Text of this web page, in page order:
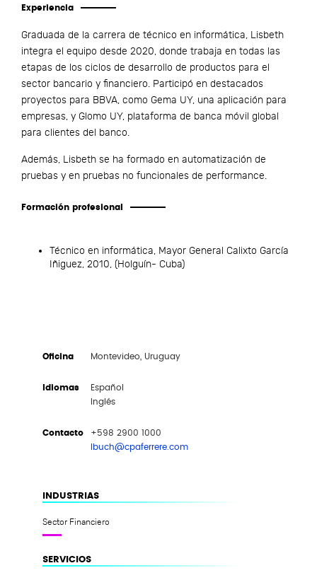
Experiencia
Graduada de la carrera de técnico en informática, Lisbeth
integra el equipo desde 2020, donde trabaja en todas las
etapas de los ciclos de desarrollo de productos para el
sector bancario y financiero. Participó en destacados
proyectos para BBVA, como Gema UY, una aplicación para
empresas, y Glomo UY, plataforma de banca móvil global
para clientes del banco.
Además, Lisbeth se ha formado en automatización de
pruebas y en pruebas no funcionales de performance.
Formación profesional
Técnico en informática, Mayor General Calixto García
Iñiguez, 2010, (Holguín- Cuba)
Oficina Montevideo, Uruguay
Idiomas
Español
Inglés
Contacto
+598 2900 1000
lbuch@cpaferrere.com
INDUSTRIAS
Sector Financiero
SERVICIOS